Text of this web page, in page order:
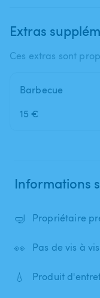
Extras
Ces extras sont
Barbecue
15 €
Informations
🤿 Propriétaire
👀 Pas de vis à vis
💧 Produit